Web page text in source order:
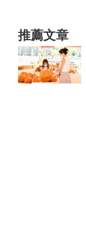
推薦文章